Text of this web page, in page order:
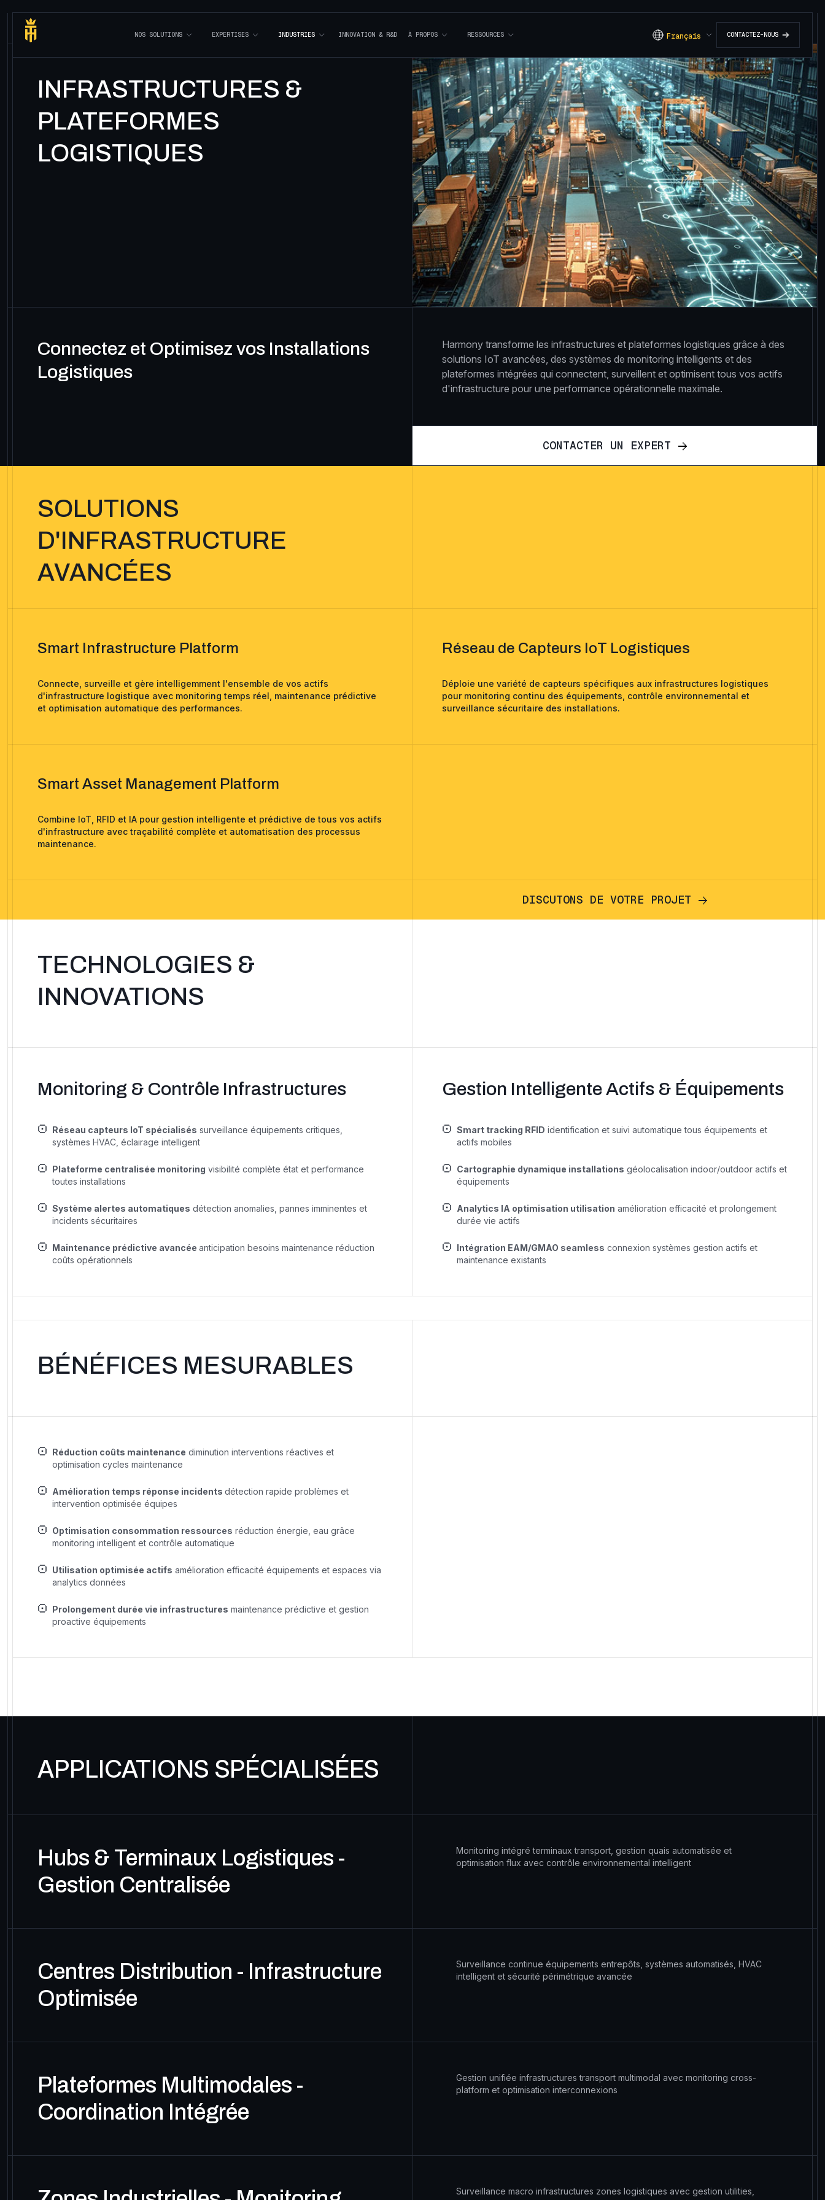
NOS SOLUTIONS EXPERTISES INDUSTRIES INNOVATION & R&D À PROPOS RESSOURCES Français CONTACTEZ-NOUS
INFRASTRUCTURES &
PLATEFORMES
LOGISTIQUES
Connectez et Optimisez vos Installations
Logistiques
Harmony transforme les infrastructures et plateformes logistiques grâce à des
solutions IoT avancées, des systèmes de monitoring intelligents et des
plateformes intégrées qui connectent, surveillent et optimisent tous vos actifs
d'infrastructure pour une performance opérationnelle maximale.
CONTACTER UN EXPERT
SOLUTIONS
D'INFRASTRUCTURE
AVANCÉES
Smart Infrastructure Platform
Connecte, surveille et gère intelligemment l'ensemble de vos actifs
d'infrastructure logistique avec monitoring temps réel, maintenance prédictive
et optimisation automatique des performances.
Réseau de Capteurs IoT Logistiques
Déploie une variété de capteurs spécifiques aux infrastructures logistiques
pour monitoring continu des équipements, contrôle environnemental et
surveillance sécuritaire des installations.
Smart Asset Management Platform
Combine IoT, RFID et IA pour gestion intelligente et prédictive de tous vos actifs
d'infrastructure avec traçabilité complète et automatisation des processus
maintenance.
DISCUTONS DE VOTRE PROJET
TECHNOLOGIES &
INNOVATIONS
Monitoring & Contrôle Infrastructures
Réseau capteurs IoT spécialisés surveillance équipements critiques,
systèmes HVAC, éclairage intelligent
Plateforme centralisée monitoring visibilité complète état et performance
toutes installations
Système alertes automatiques détection anomalies, pannes imminentes et
incidents sécuritaires
Maintenance prédictive avancée anticipation besoins maintenance réduction
coûts opérationnels
Gestion Intelligente Actifs & Équipements
Smart tracking RFID identification et suivi automatique tous équipements et
actifs mobiles
Cartographie dynamique installations géolocalisation indoor/outdoor actifs et
équipements
Analytics IA optimisation utilisation amélioration efficacité et prolongement
durée vie actifs
Intégration EAM/GMAO seamless connexion systèmes gestion actifs et
maintenance existants
BÉNÉFICES MESURABLES
Réduction coûts maintenance diminution interventions réactives et
optimisation cycles maintenance
Amélioration temps réponse incidents détection rapide problèmes et
intervention optimisée équipes
Optimisation consommation ressources réduction énergie, eau grâce
monitoring intelligent et contrôle automatique
Utilisation optimisée actifs amélioration efficacité équipements et espaces via
analytics données
Prolongement durée vie infrastructures maintenance prédictive et gestion
proactive équipements
APPLICATIONS SPÉCIALISÉES
Hubs & Terminaux Logistiques -
Gestion Centralisée
Monitoring intégré terminaux transport, gestion quais automatisée et
optimisation flux avec contrôle environnemental intelligent
Centres Distribution - Infrastructure
Optimisée
Surveillance continue équipements entrepôts, systèmes automatisés, HVAC
intelligent et sécurité périmétrique avancée
Plateformes Multimodales -
Coordination Intégrée
Gestion unifiée infrastructures transport multimodal avec monitoring cross-
platform et optimisation interconnexions
Surveillance macro infrastructures zones logistiques avec gestion utilities,